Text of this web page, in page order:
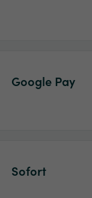
Google Pay
Sofort